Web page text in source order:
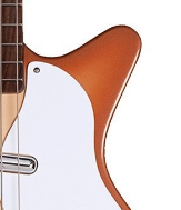
アコギ/エレアコ
ウクレレ
パーカッション